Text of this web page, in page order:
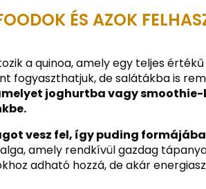
ÉS AZOK
a quinoa, amely egy teljes
fogyaszthatjuk, de salátákba is
joghurtba vagy smoothie-
vesz fel, így puding
amely rendkívül gazdag
adható hozzá, de akár